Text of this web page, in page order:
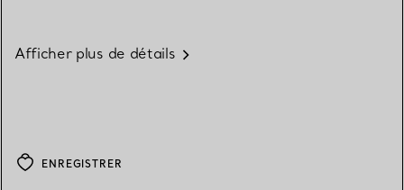
Afficher plus de détails
ENREGISTRER